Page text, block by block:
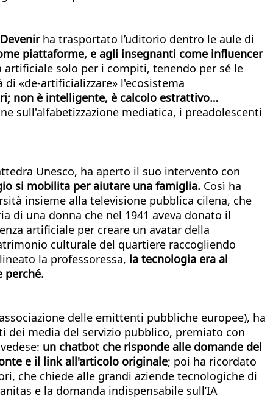
ha trasportato l’uditorio dentro le aule di
piattaforme, e agli insegnanti come influencer
solo per i compiti, tenendo per sé le
«de-artificializzare» l'ecosistema
non è intelligente, è calcolo estrattivo…
sull'alfabetizzazione mediatica, i preadolescenti
Unesco, ha aperto il suo intervento con
si mobilita per aiutare una famiglia. Così ha
insieme alla televisione pubblica cilena, che
di una donna che nel 1941 aveva donato il
artificiale per creare un avatar della
culturale del quartiere raccogliendo
la professoressa, la tecnologia era al
perché.
delle emittenti pubbliche europee), ha
media del servizio pubblico, premiato con
un chatbot che risponde alle domande del
e il link all'articolo originale; poi ha ricordato
che chiede alle grandi aziende tecnologiche di
e la domanda indispensabile sull’IA